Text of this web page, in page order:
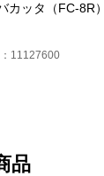
カッタ（FC-8R）
11127600
品